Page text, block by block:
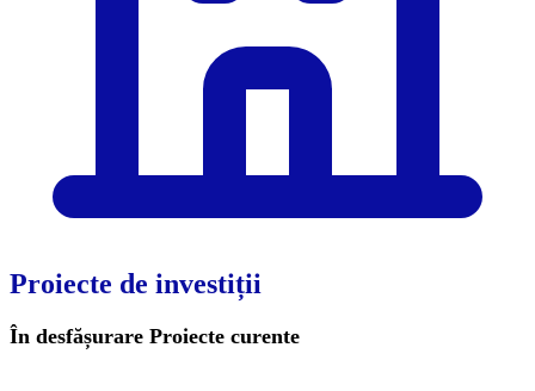
Proiecte de investiții
În desfășurare Proiecte curente